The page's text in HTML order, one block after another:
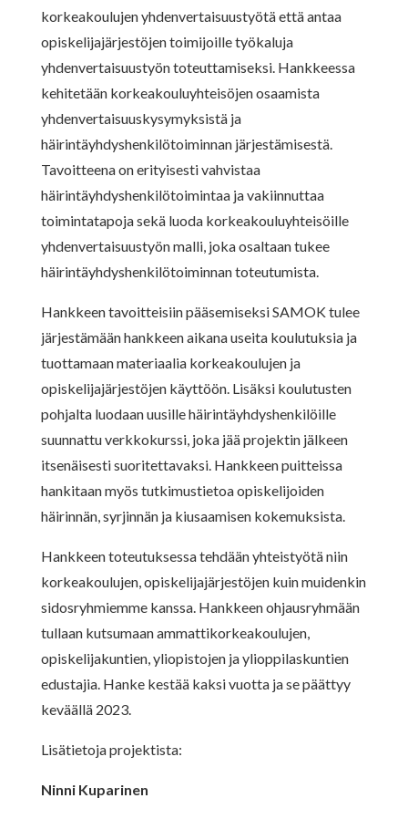
korkeakoulujen yhdenvertaisuustyötä että antaa
opiskelijajärjestöjen toimijoille työkaluja
yhdenvertaisuustyön toteuttamiseksi. Hankkeessa
kehitetään korkeakouluyhteisöjen osaamista
yhdenvertaisuuskysymyksistä ja
häirintäyhdyshenkilötoiminnan järjestämisestä.
Tavoitteena on erityisesti vahvistaa
häirintäyhdyshenkilötoimintaa ja vakiinnuttaa
toimintatapoja sekä luoda korkeakouluyhteisöille
yhdenvertaisuustyön malli, joka osaltaan tukee
häirintäyhdyshenkilötoiminnan toteutumista.
Hankkeen tavoitteisiin pääsemiseksi SAMOK tulee
järjestämään hankkeen aikana useita koulutuksia ja
tuottamaan materiaalia korkeakoulujen ja
opiskelijajärjestöjen käyttöön. Lisäksi koulutusten
pohjalta luodaan uusille häirintäyhdyshenkilöille
suunnattu verkkokurssi, joka jää projektin jälkeen
itsenäisesti suoritettavaksi. Hankkeen puitteissa
hankitaan myös tutkimustietoa opiskelijoiden
häirinnän, syrjinnän ja kiusaamisen kokemuksista.
Hankkeen toteutuksessa tehdään yhteistyötä niin
korkeakoulujen, opiskelijajärjestöjen kuin muidenkin
sidosryhmiemme kanssa. Hankkeen ohjausryhmään
tullaan kutsumaan ammattikorkeakoulujen,
opiskelijakuntien, yliopistojen ja ylioppilaskuntien
edustajia. Hanke kestää kaksi vuotta ja se päättyy
keväällä 2023.
Lisätietoja projektista:
Ninni Kuparinen